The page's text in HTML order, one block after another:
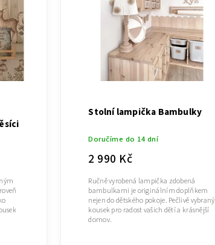
Stolní lampička Bambulky
Doručíme do 14 dní
2 990 Kč
Ručně vyrobená lampička zdobená
bambulkami je originálním doplňkem
nejen do dětského pokoje. Pečlivě vybraný
kousek pro radost vašich dětí a krásnější
domov.